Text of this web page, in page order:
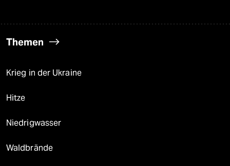
Themen
Krieg in der Ukraine
Hitze
Niedrigwasser
Waldbrände